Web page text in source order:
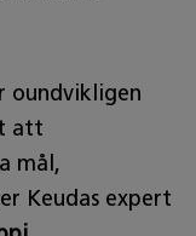
oundvikligen
att
mål,
Keudas expert